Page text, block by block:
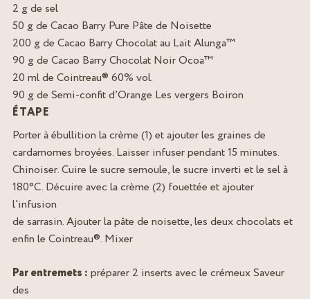
2 g de sel
50 g de Cacao Barry Pure Pâte de Noisette
200 g de Cacao Barry Chocolat au Lait Alunga™
90 g de Cacao Barry Chocolat Noir Ocoa™
20 ml de Cointreau® 60% vol.
90 g de Semi-confit d’Orange Les vergers Boiron
ÉTAPE
Porter à ébullition la crème (1) et ajouter les graines de
cardamomes broyées. Laisser infuser pendant 15 minutes.
Chinoiser. Cuire le sucre semoule, le sucre inverti et le sel à
180°C. Décuire avec la crème (2) fouettée et ajouter
l’infusion
de sarrasin. Ajouter la pâte de noisette, les deux chocolats et
enfin le Cointreau®. Mixer
Par entremets : préparer 2 inserts avec le crémeux Saveur
des